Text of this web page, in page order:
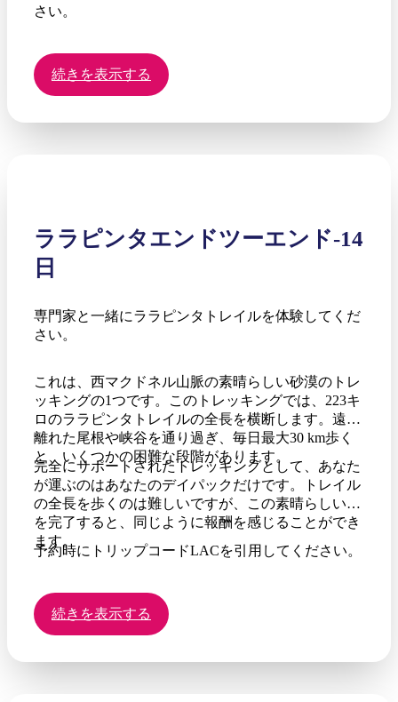
さい。
続きを表示する
ララピンタエンドツーエンド-14
日
専門家と一緒にララピンタトレイルを体験してくだ
さい。
これは、西マクドネル山脈の素晴らしい砂漠のトレ
ッキングの1つです。このトレッキングでは、223キ
ロのララピンタトレイルの全長を横断します。遠く
離れた尾根や峡谷を通り過ぎ、毎日最大30 km歩く
と、いくつかの困難な段階があります。
完全にサポートされたトレッキングとして、あなた
が運ぶのはあなたのデイパックだけです。トレイル
の全長を歩くのは難しいですが、この素晴らしい旅
を完了すると、同じように報酬を感じることができ
ます。
予約時にトリップコードLACを引用してください。
続きを表示する